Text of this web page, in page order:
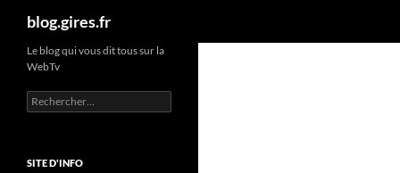
Aller
contenu
blog.gires.fr
Le blog qui vous dit tous sur la
WebTv
Rechercher :
SITE D'INFO